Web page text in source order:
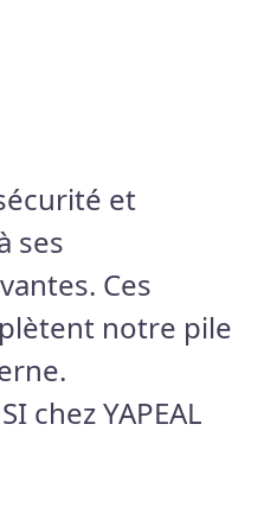
et
ses
Ces
notre pile
chez YAPEAL